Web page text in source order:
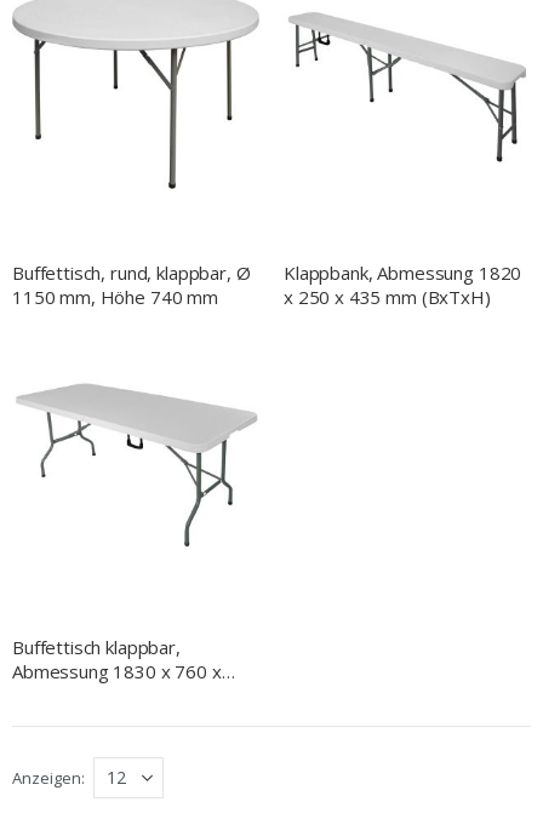
Buffettisch, rund, klappbar, Ø
1150 mm, Höhe 740 mm
Klappbank, Abmessung 1820
x 250 x 435 mm (BxTxH)
Buffettisch klappbar,
Abmessung 1830 x 760 x
Anzeigen